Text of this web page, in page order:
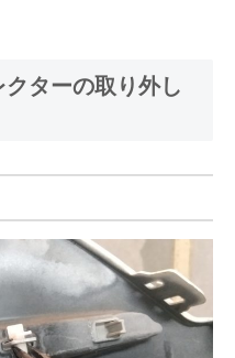
ターの取り外し